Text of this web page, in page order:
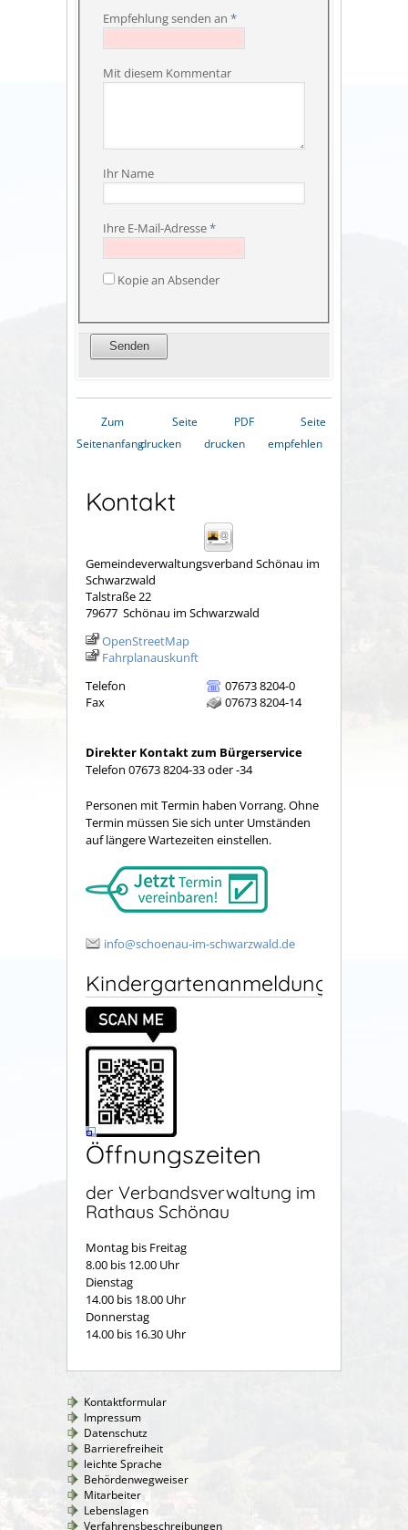
Empfehlung senden an *
Mit diesem Kommentar
Ihr Name
Ihre E-Mail-Adresse*
Kopie an Absender
Zum
Seitenanfang
Seite
drucken
PDF
drucken
Seite
empfehlen
Kontakt
Gemeindeverwaltungsverband Schönau im
Schwarzwald
Talstraße 22
79677 Schönau im Schwarzwald
OpenStreetMap
Fahrplanauskunft
Telefon
07673 8204-0
Fax
07673 8204-14
Direkter Kontakt zum Bürgerservice
Telefon 07673 8204-33 oder -34
Personen mit Termin haben Vorrang. Ohne
Termin müssen Sie sich unter Umständen
auf längere Wartezeiten einstellen.
info@schoenau-im-schwarzwald.de
Kindergartenanmeldung
Öffnungszeiten
der Verbandsverwaltung im
Rathaus Schönau
Montag bis Freitag
8.00 bis 12.00 Uhr
Dienstag
14.00 bis 18.00 Uhr
Donnerstag
14.00 bis 16.30 Uhr
Kontaktformular
Impressum
Datenschutz
Barrierefreiheit
leichte Sprache
Behördenwegweiser
Mitarbeiter
Lebenslagen
Verfahrensbeschreibungen